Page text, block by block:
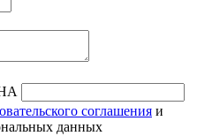
соглашения и
данных